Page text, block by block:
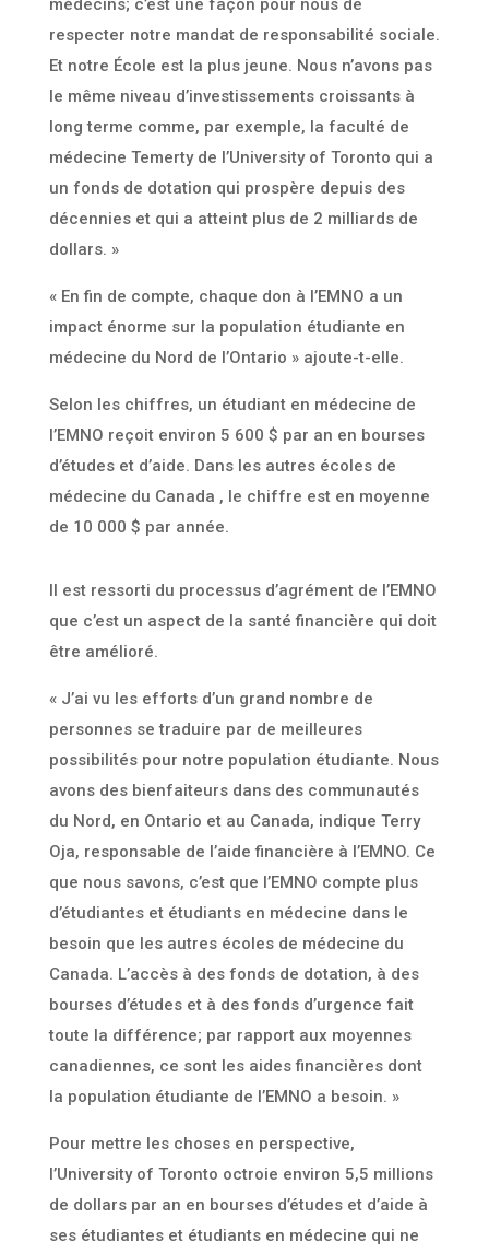
médecins; c’est une façon pour nous de
respecter notre mandat de responsabilité sociale.
Et notre École est la plus jeune. Nous n’avons pas
le même niveau d’investissements croissants à
long terme comme, par exemple, la faculté de
médecine Temerty de l’University of Toronto qui a
un fonds de dotation qui prospère depuis des
décennies et qui a atteint plus de 2 milliards de
dollars. »
« En fin de compte, chaque don à l’EMNO a un
impact énorme sur la population étudiante en
médecine du Nord de l’Ontario » ajoute-t-elle.
Selon les chiffres, un étudiant en médecine de
l’EMNO reçoit environ 5 600 $ par an en bourses
d’études et d’aide. Dans les autres écoles de
médecine du Canada , le chiffre est en moyenne
de 10 000 $ par année.
Il est ressorti du processus d’agrément de l’EMNO
que c’est un aspect de la santé financière qui doit
être amélioré.
« J’ai vu les efforts d’un grand nombre de
personnes se traduire par de meilleures
possibilités pour notre population étudiante. Nous
avons des bienfaiteurs dans des communautés
du Nord, en Ontario et au Canada, indique Terry
Oja, responsable de l’aide financière à l’EMNO. Ce
que nous savons, c’est que l’EMNO compte plus
d’étudiantes et étudiants en médecine dans le
besoin que les autres écoles de médecine du
Canada. L’accès à des fonds de dotation, à des
bourses d’études et à des fonds d’urgence fait
toute la différence; par rapport aux moyennes
canadiennes, ce sont les aides financières dont
la population étudiante de l’EMNO a besoin. »
Pour mettre les choses en perspective,
l’University of Toronto octroie environ 5,5 millions
de dollars par an en bourses d’études et d’aide à
ses étudiantes et étudiants en médecine qui ne